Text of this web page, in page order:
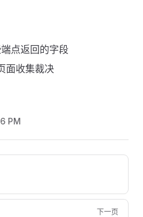
点返回的字段
收集裁决
PM
下一页